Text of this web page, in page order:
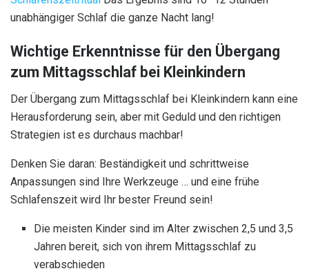
unabhängiger Schlaf die ganze Nacht lang!
Wichtige Erkenntnisse für den Übergang
zum Mittagsschlaf bei Kleinkindern
Der Übergang zum Mittagsschlaf bei Kleinkindern kann eine
Herausforderung sein, aber mit Geduld und den richtigen
Strategien ist es durchaus machbar!
Denken Sie daran: Beständigkeit und schrittweise
Anpassungen sind Ihre Werkzeuge … und eine frühe
Schlafenszeit wird Ihr bester Freund sein!
Die meisten Kinder sind im Alter zwischen 2,5 und 3,5
Jahren bereit, sich von ihrem Mittagsschlaf zu
verabschieden